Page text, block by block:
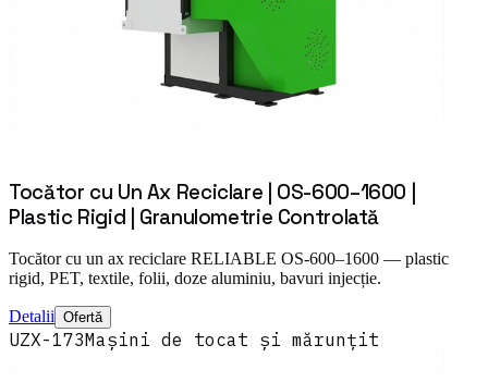
Tocător cu Un Ax Reciclare | OS-600–1600 |
Plastic Rigid | Granulometrie Controlată
Tocător cu un ax reciclare RELIABLE OS-600–1600 — plastic
rigid, PET, textile, folii, doze aluminiu, bavuri injecție.
Detalii Ofertă
UZX-173Mașini de tocat și mărunțit